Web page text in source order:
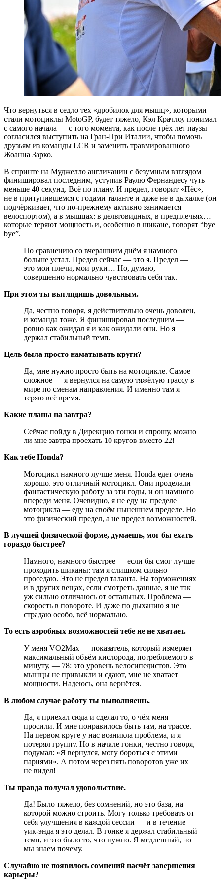
Что вернуться в седло тех «дробилок для мышц», которыми
стали мотоциклы MotoGP, будет тяжело, Кэл Крачлоу понимал
с самого начала — с того момента, как после трёх лет паузы
согласился выступить на Гран-При Италии, чтобы помочь
друзьям из команды LCR и заменить травмированного
Жоанна Зарко.
В спринте на Муджелло англичанин с безумным взглядом
финишировал последним, уступив Раулю Фернандесу чуть
меньше 40 секунд. Всё по плану. И предел, говорит «Пёс», —
не в притупившемся с годами таланте и даже не в дыхалке (он
подчёркивает, что по-прежнему активно занимается
велоспортом), а в мышцах: в дельтовидных, в предплечьях…
которые теряют мощность и, особенно в шикане, говорят “bye
bye”.
По сравнению со вчерашним днём я намного
больше устал. Предел сейчас — это я. Предел —
это мои плечи, мои руки… Но, думаю,
совершенно нормально чувствовать себя так.
При этом ты выглядишь довольным.
Да, честно говоря, я действительно очень доволен,
и команда тоже. Я финишировал последним —
ровно как ожидал я и как ожидали они. Но я
держал стабильный темп.
Цель была просто наматывать круги?
Да, мне нужно просто быть на мотоцикле. Самое
сложное — я вернулся на самую тяжёлую трассу в
мире по сменам направления. И именно там я
теряю всё время.
Какие планы на завтра?
Сейчас пойду в Дирекцию гонки и спрошу, можно
ли мне завтра проехать 10 кругов вместо 22!
Как тебе Honda?
Мотоцикл намного лучше меня. Honda едет очень
хорошо, это отличный мотоцикл. Они проделали
фантастическую работу за эти годы, и он намного
впереди меня. Очевидно, я не еду на пределе
мотоцикла — еду на своём нынешнем пределе. Но
это физический предел, а не предел возможностей.
В лучшей физической форме, думаешь, мог бы ехать
гораздо быстрее?
Намного, намного быстрее — если бы смог лучше
проходить шиканы: там я слишком сильно
проседаю. Это не предел таланта. На торможениях
и в других вещах, если смотреть данные, я не так
уж сильно отличаюсь от остальных. Проблема —
скорость в повороте. И даже по дыханию я не
страдаю особо, всё нормально.
То есть аэробных возможностей тебе не не хватает.
У меня VO2Max — показатель, который измеряет
максимальный объём кислорода, потребляемого в
минуту, — 78: это уровень велосипедистов. Это
мышцы не привыкли и сдают, мне не хватает
мощности. Надеюсь, она вернётся.
В любом случае работу ты выполняешь.
Да, я приехал сюда и сделал то, о чём меня
просили. И мне понравилось быть там, на трассе.
На первом круге у нас возникла проблема, и я
потерял группу. Но в начале гонки, честно говоря,
подумал: «Я вернулся, могу бороться с этими
парнями». А потом через пять поворотов уже их
не видел!
Ты правда получал удовольствие.
Да! Было тяжело, без сомнений, но это база, на
которой можно строить. Могу только требовать от
себя улучшения в каждой сессии — и в течение
уик-энда я это делал. В гонке я держал стабильный
темп, и это было то, что нужно. Я медленный, но
мы знаем почему.
Случайно не появилось сомнений насчёт завершения
карьеры?